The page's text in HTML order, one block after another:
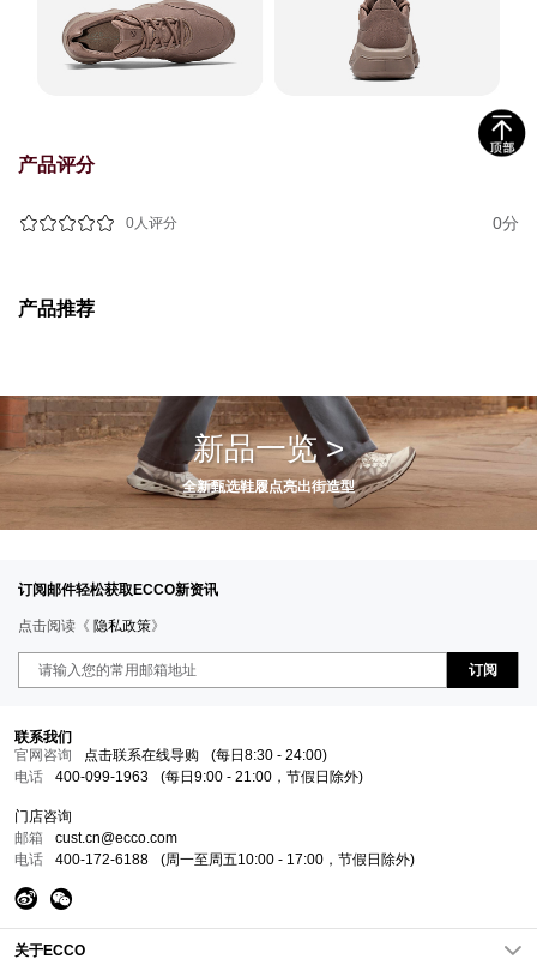
产品评分
0人评分 0分
产品推荐
新品一览 >
全新甄选鞋履点亮出街造型
订阅邮件轻松获取ECCO新资讯
点击阅读《 隐私政策》
订阅
联系我们
官网咨询
点击联系在线导购
(每日8:30 - 24:00)
电话
400-099-1963 (每日9:00 - 21:00，节假日除外)
门店咨询
邮箱
cust.cn@ecco.com
电话
400-172-6188 (周一至周五10:00 - 17:00，节假日除外)
关于ECCO